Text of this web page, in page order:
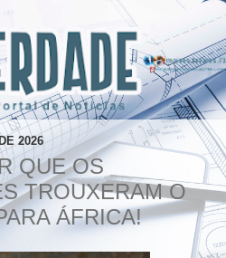
2026
QUE OS
TROUXERAM O
ÁFRICA!